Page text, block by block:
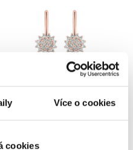
Více o cookies
cookies
Náušnice s diamantmii Midnight
Sun
od 1 879 €